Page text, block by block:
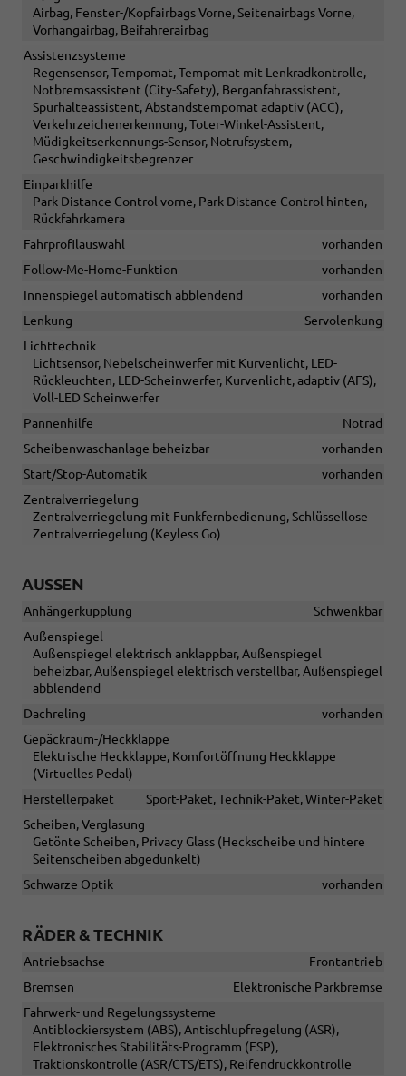
Airbag, Fenster-/Kopfairbags Vorne, Seitenairbags Vorne,
Vorhangairbag, Beifahrerairbag
Assistenzsysteme
Regensensor, Tempomat, Tempomat mit Lenkradkontrolle,
Notbremsassistent (City-Safety), Berganfahrassistent,
Spurhalteassistent, Abstandstempomat adaptiv (ACC),
Verkehrzeichenerkennung, Toter-Winkel-Assistent,
Müdigkeitserkennungs-Sensor, Notrufsystem,
Geschwindigkeitsbegrenzer
Einparkhilfe
Park Distance Control vorne, Park Distance Control hinten,
Rückfahrkamera
Fahrprofilauswahl
vorhanden
Follow-Me-Home-Funktion
vorhanden
Innenspiegel automatisch abblendend
vorhanden
Lenkung
Servolenkung
Lichttechnik
Lichtsensor, Nebelscheinwerfer mit Kurvenlicht, LED-
Rückleuchten, LED-Scheinwerfer, Kurvenlicht, adaptiv (AFS),
Voll-LED Scheinwerfer
Pannenhilfe
Notrad
Scheibenwaschanlage beheizbar
vorhanden
Start/Stop-Automatik
vorhanden
Zentralverriegelung
Zentralverriegelung mit Funkfernbedienung, Schlüssellose
Zentralverriegelung (Keyless Go)
AUSSEN
Anhängerkupplung
Schwenkbar
Außenspiegel
Außenspiegel elektrisch anklappbar, Außenspiegel
beheizbar, Außenspiegel elektrisch verstellbar, Außenspiegel
abblendend
Dachreling
vorhanden
Gepäckraum-/Heckklappe
Elektrische Heckklappe, Komfortöffnung Heckklappe
(Virtuelles Pedal)
Herstellerpaket
Sport-Paket, Technik-Paket, Winter-Paket
Scheiben, Verglasung
Getönte Scheiben, Privacy Glass (Heckscheibe und hintere
Seitenscheiben abgedunkelt)
Schwarze Optik
vorhanden
RÄDER & TECHNIK
Antriebsachse
Frontantrieb
Bremsen
Elektronische Parkbremse
Fahrwerk- und Regelungssysteme
Antiblockiersystem (ABS), Antischlupfregelung (ASR),
Elektronisches Stabilitäts-Programm (ESP),
Traktionskontrolle (ASR/CTS/ETS), Reifendruckkontrolle